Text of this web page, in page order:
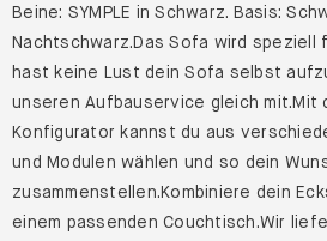
Beine: SYMPLE in Schwarz. Basis:
Nachtschwarz.Das Sofa wird speziell
hast keine Lust dein Sofa selbst
unseren Aufbauservice gleich mit.Mit
Konfigurator kannst du aus
und Modulen wählen und so dein
zusammenstellen.Kombiniere dein
einem passenden Couchtisch.Wir